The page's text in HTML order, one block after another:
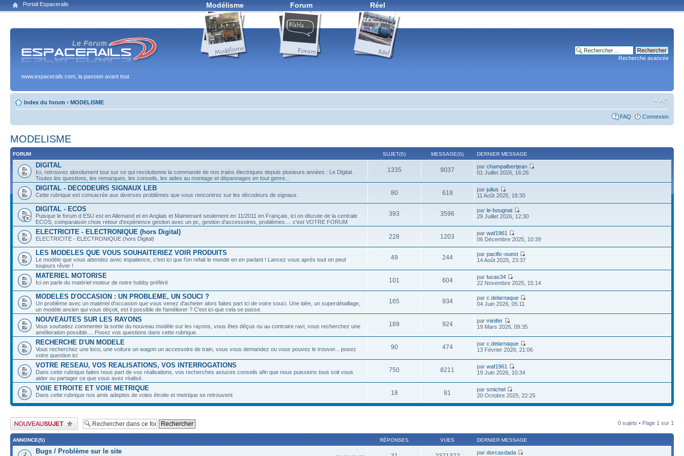
Portail Espacerails Modélisme Forum Réel
www.espacerails.com, la passion avant tout
Recherche avancée
Index du forum ‹ MODELISME
FAQ Connexion
MODELISME
FORUM SUJET(S) MESSAGE(S) DERNIER MESSAGE
DIGITAL
Ici, retrouvez absolument tout sur ce qui revolutionne la commande de nos trains électriques depuis plusieurs années : Le Digital.
Toutes les questions, les remarques, les conseils, les aides au montage et dépannages en tout genre...
1335 9037 parchampalbertjean
01 Juillet 2026, 16:26
DIGITAL - DECODEURS SIGNAUX LEB
Cette rubrique est consacrée aux diverses problèmes que vous rencontrez sur les décodeurs de signaux. 80 618 parjulius
11 Août 2025, 18:30
DIGITAL - ECOS
Puisque le forum d ESU est en Allemand et en Anglais et Maintenant seulement en 11/2011 en Français, ici on discute de la centrale
ECOS, comparaison choix retour d'expérience gestion avec un pc, gestion d'accessoires, problèmes.... c'est VOTRE FORUM
393 3596 parle-bougnat
29 Juillet 2026, 12:30
ELECTRICITE - ELECTRONIQUE (hors Digital)
ELECTRICITE - ELECTRONIQUE (hors Digital) 228 1203 parwaf1961
06 Décembre 2025, 10:39
LES MODELES QUE VOUS SOUHAITERIEZ VOIR PRODUITS
Le modèle que vous attendez avec impatience, c'est ici que l'on refait le monde en en parlant ! Lancez vous après tout on peut
toujours rêver !
49 244 parpacific-ouest
14 Août 2025, 23:37
MATERIEL MOTORISE
Ici on parle du matériel moteur de notre hobby préféré 101 604 parlucas34
22 Novembre 2025, 15:14
MODELES D'OCCASION : UN PROBLEME, UN SOUCI ?
Un problème avec un matériel d'occasion que vous venez d'acheter alors faites part ici de votre souci. Une idée, un superdétaillage,
un modèle ancien qui vous déçoit, est il possible de l'améliorer ? C'est ici que cela se passe.
165 934 parc.delarnaque
04 Juin 2026, 05:11
NOUVEAUTES SUR LES RAYONS
Vous souhaitez commenter la sortie du nouveau modèle sur les rayons, vous êtes déçus ou au contraire ravi, vous recherchez une
amélioration possible.... Posez vos questions dans cette rubrique.
189 924 parminifer
19 Mars 2026, 09:35
RECHERCHE D'UN MODELE
Vous recherchez une loco, une voiture un wagon un accessoire de train, vous vous demandez ou vous pouvez le trouver... posez
votre question ici
90 474 parc.delarnaque
13 Février 2026, 21:06
VOTRE RESEAU, VOS REALISATIONS, VOS INTERROGATIONS
Dans cette rubrique faites nous part de vos réalisations, vos recherches astuces conseils afin que nous puissions tous soit vous
aider ou partager ce que vous avez réalisé.
750 8211 parwaf1961
19 Juin 2026, 10:34
VOIE ETROITE ET VOIE METRIQUE
Dans cette rubrique nos amis adeptes de voies étroite et metrique se retrouvent 18 81 parsmichel
20 Octobre 2025, 22:25
Publier un nouveau sujet 0 sujets • Page 1 sur 1
ANNONCE(S) RÉPONSES VUES DERNIER MESSAGE
Bugs / Problème sur le site pardorcasdada